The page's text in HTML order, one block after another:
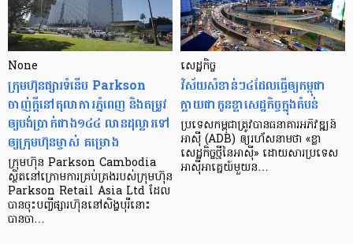
None
ក្រុមហ៊ុនផ្សារទំនើប Parkson
ចាញ់ក្ដីនៅតុលាការភ្នំពេញ និងតម្រូវ
ឲ្យបង់ប្រាក់ជាង១៤៤ លានដុល្លារទៅ
ឲ្យក្រុមហ៊ុនម្ចាស់ គម្រោង
ក្រុមហ៊ុន Parkson Cambodia
ស្ថិតនៅក្រោមការគ្រប់គ្រងរបស់ក្រុមហ៊ុន
Parkson Retail Asia Ltd ដែល
បានចុះបញ្ចីផ្សារហ៊ុននៅសិង្ហបុរីនោះ
បានចា…
សេដ្ឋកិច្ច​
វិស័យ​សំខាន់ៗ​៤​ដែល​ធ្វើ​ឲ្យ​កម្ពុជា​
ក្លាយ​ជា​កូន​ខ្លា​សេដ្ឋកិច្ច​ក្នុង​តំបន់
ប្រទេស​កម្ពុជា​ត្រូវ​បាន​ធនាគារ​អភិវឌ្ឍន៍​
អាស៊ី (ADB) ឲ្យ​រហ័ស​នាមថា «ខ្លា​
សេដ្ឋកិច្ច​ថ្មី​នៃ​អាស៊ី» ដោយសារ​ប្រទេស​
អាស៊ី​អាគ្នេយ៍​មួយ​ន…